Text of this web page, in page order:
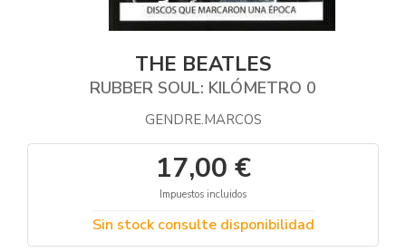
THE BEATLES
RUBBER SOUL: KILÓMETRO 0
GENDRE.MARCOS
17,00 €
Impuestos incluidos
Sin stock consulte disponibilidad